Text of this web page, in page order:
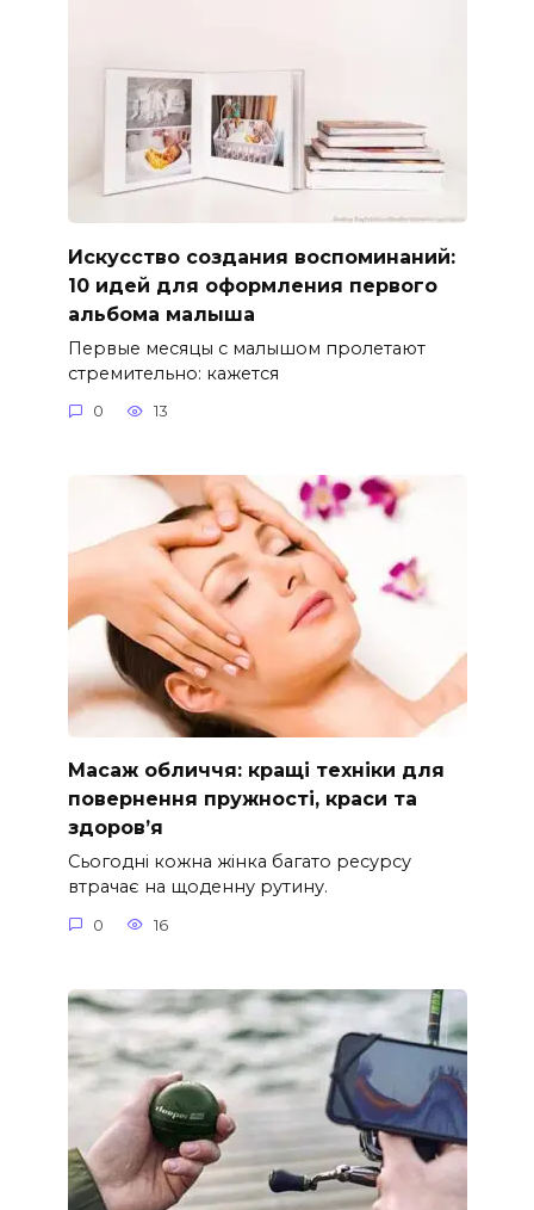
Искусство создания воспоминаний:
10 идей для оформления первого
альбома малыша
Первые месяцы с малышом пролетают
стремительно: кажется
0 13
Масаж обличчя: кращі техніки для
повернення пружності, краси та
здоров’я
Сьогодні кожна жінка багато ресурсу
втрачає на щоденну рутину.
0 16